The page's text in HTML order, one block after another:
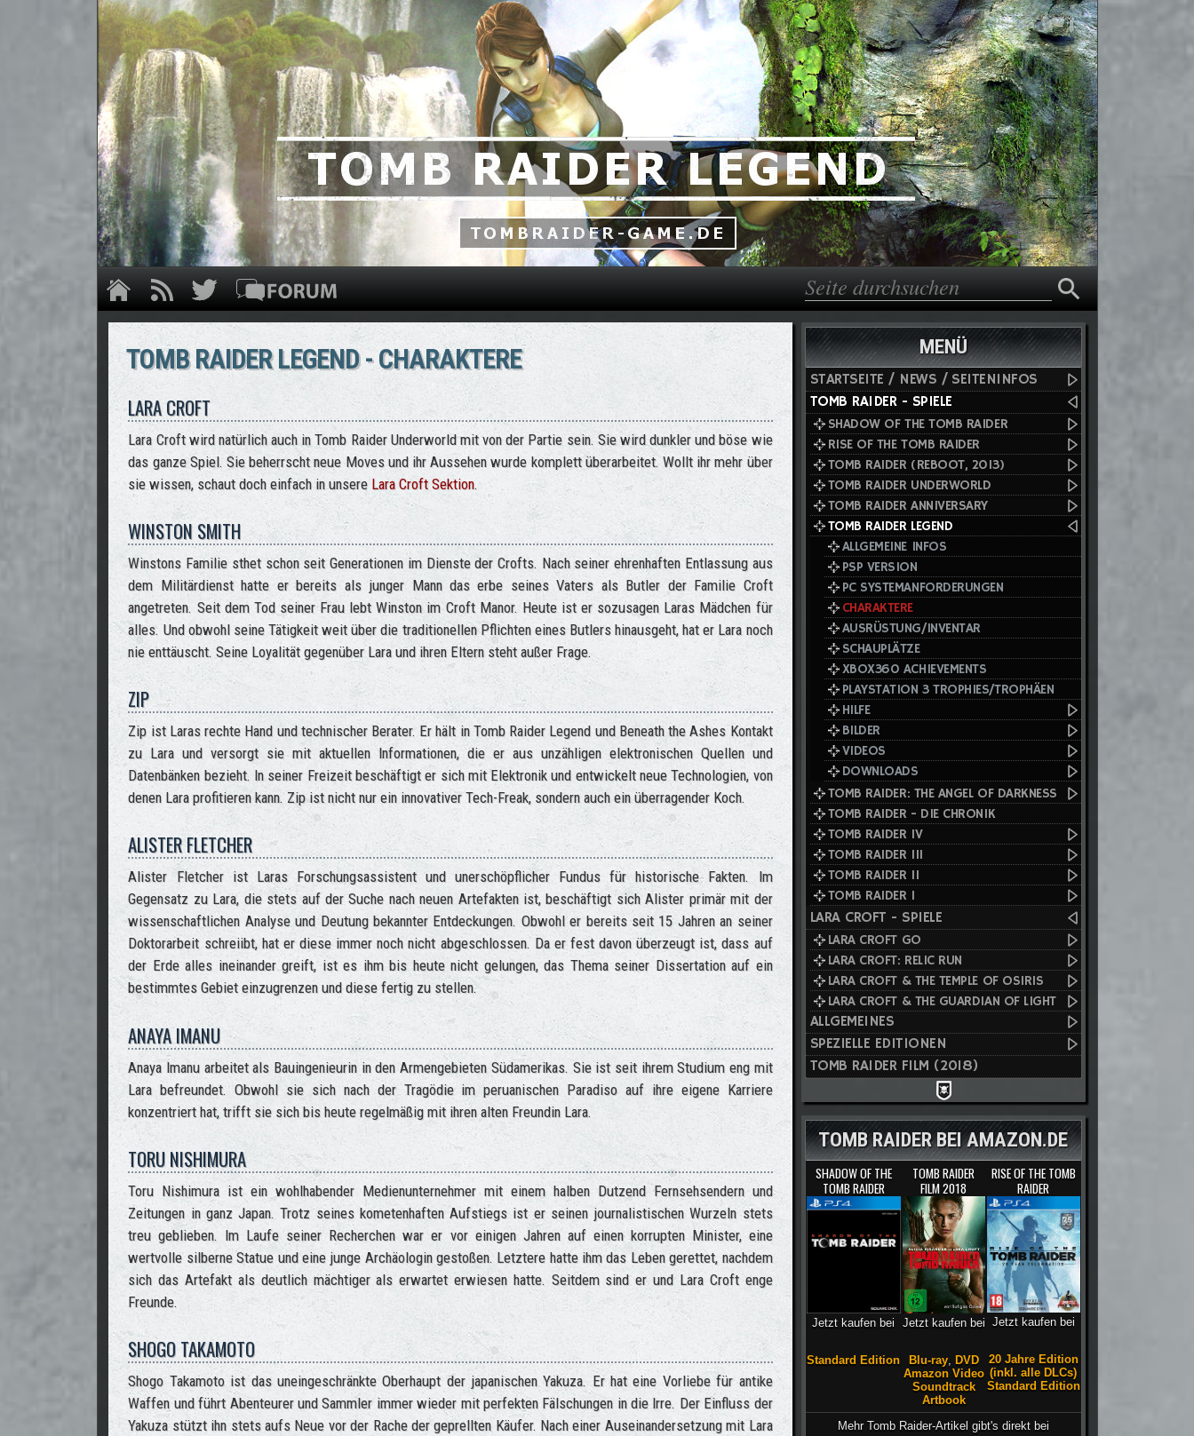
Direkt zum Inhalt
Suchformular
Suche
TOMB RAIDER LEGEND - CHARAKTERE
LARA CROFT
Lara Croft wird natürlich auch in Tomb Raider Underworld mit von der Partie sein. Sie wird dunkler und böse wie
das ganze Spiel. Sie beherrscht neue Moves und ihr Aussehen wurde komplett überarbeitet. Wollt ihr mehr über
sie wissen, schaut doch einfach in unsere Lara Croft Sektion.
WINSTON SMITH
Winstons Familie sthet schon seit Generationen im Dienste der Crofts. Nach seiner ehrenhaften Entlassung aus
dem Militärdienst hatte er bereits als junger Mann das erbe seines Vaters als Butler der Familie Croft
angetreten. Seit dem Tod seiner Frau lebt Winston im Croft Manor. Heute ist er sozusagen Laras Mädchen für
alles. Und obwohl seine Tätigkeit weit über die traditionellen Pflichten eines Butlers hinausgeht, hat er Lara noch
nie enttäuscht. Seine Loyalität gegenüber Lara und ihren Eltern steht außer Frage.
ZIP
Zip ist Laras rechte Hand und technischer Berater. Er hält in Tomb Raider Legend und Beneath the Ashes Kontakt
zu Lara und versorgt sie mit aktuellen Informationen, die er aus unzähligen elektronischen Quellen und
Datenbänken bezieht. In seiner Freizeit beschäftigt er sich mit Elektronik und entwickelt neue Technologien, von
denen Lara profitieren kann. Zip ist nicht nur ein innovativer Tech-Freak, sondern auch ein überragender Koch.
ALISTER FLETCHER
Alister Fletcher ist Laras Forschungsassistent und unerschöpflicher Fundus für historische Fakten. Im
Gegensatz zu Lara, die stets auf der Suche nach neuen Artefakten ist, beschäftigt sich Alister primär mit der
wissenschaftlichen Analyse und Deutung bekannter Entdeckungen. Obwohl er bereits seit 15 Jahren an seiner
Doktorarbeit schreiibt, hat er diese immer noch nicht abgeschlossen. Da er fest davon überzeugt ist, dass auf
der Erde alles ineinander greift, ist es ihm bis heute nicht gelungen, das Thema seiner Dissertation auf ein
bestimmtes Gebiet einzugrenzen und diese fertig zu stellen.
ANAYA IMANU
Anaya Imanu arbeitet als Bauingenieurin in den Armengebieten Südamerikas. Sie ist seit ihrem Studium eng mit
Lara befreundet. Obwohl sie sich nach der Tragödie im peruanischen Paradiso auf ihre eigene Karriere
konzentriert hat, trifft sie sich bis heute regelmäßig mit ihren alten Freundin Lara.
TORU NISHIMURA
Toru Nishimura ist ein wohlhabender Medienunternehmer mit einem halben Dutzend Fernsehsendern und
Zeitungen in ganz Japan. Trotz seines kometenhaften Aufstiegs ist er seinen journalistischen Wurzeln stets
treu geblieben. Im Laufe seiner Recherchen war er vor einigen Jahren auf einen korrupten Minister, eine
wertvolle silberne Statue und eine junge Archäologin gestoßen. Letztere hatte ihm das Leben gerettet, nachdem
sich das Artefakt als deutlich mächtiger als erwartet erwiesen hatte. Seitdem sind er und Lara Croft enge
Freunde.
SHOGO TAKAMOTO
Shogo Takamoto ist das uneingeschränkte Oberhaupt der japanischen Yakuza. Er hat eine Vorliebe für antike
Waffen und führt Abenteurer und Sammler immer wieder mit perfekten Fälschungen in die Irre. Der Einfluss der
Yakuza stützt ihn stets aufs Neue vor der Rache der geprellten Käufer. Nach einer Auseinandersetzung mit Lara
MENÜ
STARTSEITE / NEWS / SEITENINFOS
TOMB RAIDER - SPIELE
SHADOW OF THE TOMB RAIDER
RISE OF THE TOMB RAIDER
TOMB RAIDER (REBOOT, 2013)
TOMB RAIDER UNDERWORLD
TOMB RAIDER ANNIVERSARY
TOMB RAIDER LEGEND
ALLGEMEINE INFOS
PSP VERSION
PC SYSTEMANFORDERUNGEN
CHARAKTERE
AUSRÜSTUNG/INVENTAR
SCHAUPLÄTZE
XBOX360 ACHIEVEMENTS
PLAYSTATION 3 TROPHIES/TROPHÄEN
HILFE
BILDER
VIDEOS
DOWNLOADS
TOMB RAIDER: THE ANGEL OF DARKNESS
TOMB RAIDER - DIE CHRONIK
TOMB RAIDER IV
TOMB RAIDER III
TOMB RAIDER II
TOMB RAIDER I
LARA CROFT - SPIELE
LARA CROFT GO
LARA CROFT: RELIC RUN
LARA CROFT & THE TEMPLE OF OSIRIS
LARA CROFT & THE GUARDIAN OF LIGHT
ALLGEMEINES
SPEZIELLE EDITIONEN
TOMB RAIDER FILM (2018)
TOMB RAIDER BEI AMAZON.DE
SHADOW OF THE
TOMB RAIDER
Jetzt kaufen bei
Standard Edition
TOMB RAIDER
FILM 2018
Jetzt kaufen bei
Blu-ray, DVD
Amazon Video
Soundtrack
Artbook
RISE OF THE TOMB
RAIDER
Jetzt kaufen bei
20 Jahre Edition
(inkl. alle DLCs)
Standard Edition
Mehr Tomb Raider-Artikel gibt's direkt bei